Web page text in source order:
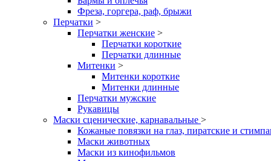
Фреза, горгера, раф, брыжи
Перчатки >
Перчатки женские >
Перчатки короткие
Перчатки длинные
Митенки >
Митенки короткие
Митенки длинные
Перчатки мужские
Рукавицы
Маски сценические, карнавальные >
Кожаные повязки на глаз, пиратские и
Маски животных
Маски из кинофильмов